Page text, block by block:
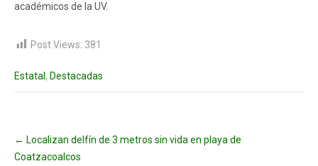
académicos de la UV.
Post Views: 381
Estatal , Destacadas
navigation
← Localizan delfín de 3 metros sin vida en playa de
Coatzacoalcos